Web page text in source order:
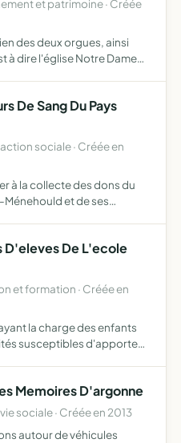
et patrimoine · Créée
des deux orgues, ainsi
à dire l'église Notre Dame
De Sang Du Pays
sociale · Créée en
à la collecte des dons du
et de ses
D'eleves De L'ecole
et formation · Créée en
la charge des enfants
susceptibles d'apporter
Memoires D'argonne
sociale · Créée en 2013
autour de véhicules